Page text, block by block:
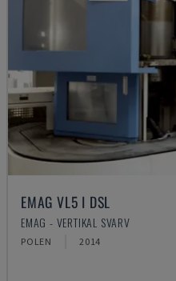
EMAG VL5 I DSL
EMAG - VERTIKAL SVARV
POLEN 2014